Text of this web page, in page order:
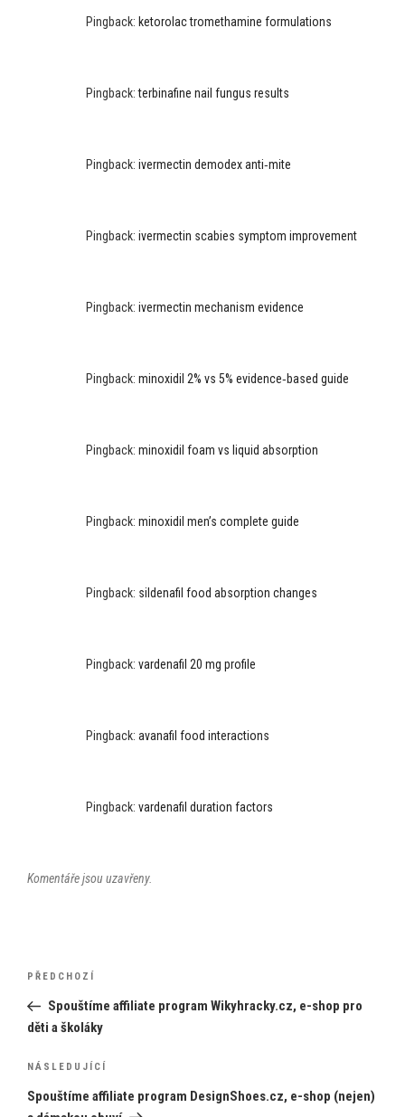
Pingback: ketorolac tromethamine formulations
Pingback:terbinafine nail fungus results
Pingback: ivermectin demodex anti‑mite
Pingback: ivermectin scabies symptom improvement
Pingback: ivermectin mechanism evidence
Pingback: minoxidil 2% vs 5% evidence‑based guide
Pingback: minoxidil foam vs liquid absorption
Pingback: minoxidil men’s complete guide
Pingback: sildenafil food absorption changes
Pingback: vardenafil 20 mg profile
Pingback: avanafil food interactions
Pingback: vardenafil duration factors
Komentáře jsou uzavřeny.
Navigace
příspěvek
Předchozí
příspěvek
PŘEDCHOZÍ
Spouštíme affiliate program Wikyhracky.cz, e-shop pro
děti a školáky
Následující
příspěvek
NÁSLEDUJÍCÍ
Spouštíme affiliate program DesignShoes.cz, e-shop (nejen)